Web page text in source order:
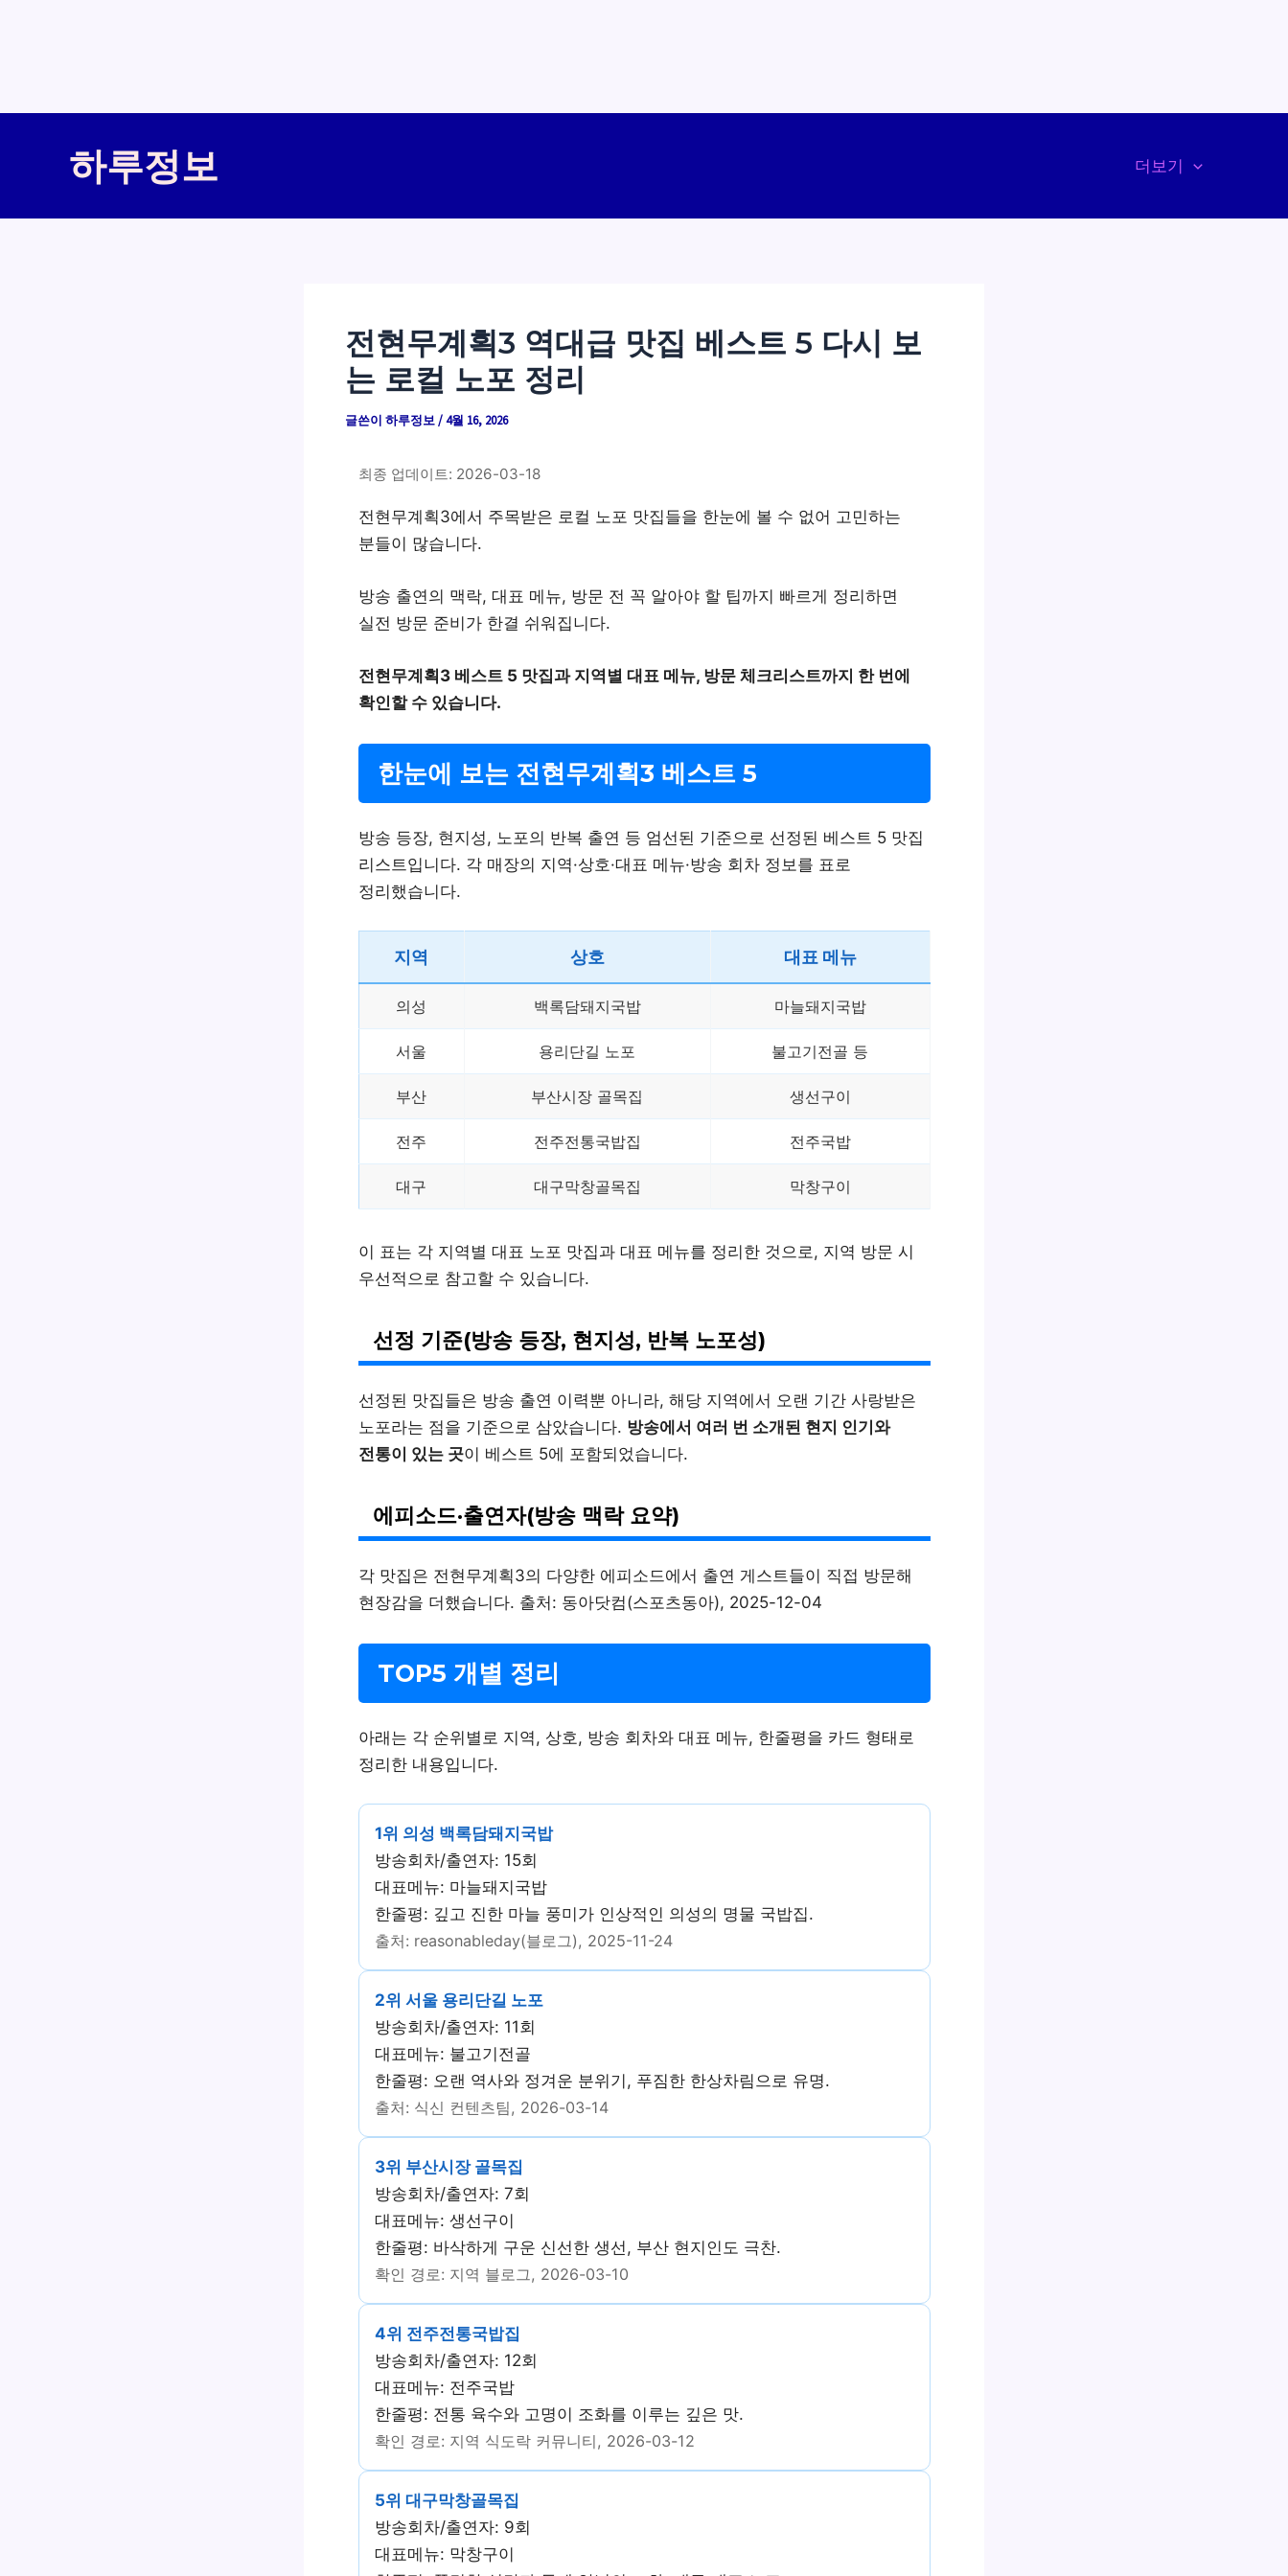
하루정보 더보기
전현무계획3 역대급 맛집 베스트 5 다시 보
는 로컬 노포 정리
글쓴이 하루정보/4월 16, 2026
최종 업데이트: 2026-03-18
전현무계획3에서 주목받은 로컬 노포 맛집들을 한눈에 볼 수 없어 고민하는
분들이 많습니다.
방송 출연의 맥락, 대표 메뉴, 방문 전 꼭 알아야 할 팁까지 빠르게 정리하면
실전 방문 준비가 한결 쉬워집니다.
전현무계획3 베스트 5 맛집과 지역별 대표 메뉴, 방문 체크리스트까지 한 번에
확인할 수 있습니다.
한눈에 보는 전현무계획3 베스트 5
방송 등장, 현지성, 노포의 반복 출연 등 엄선된 기준으로 선정된 베스트 5 맛집
리스트입니다. 각 매장의 지역·상호·대표 메뉴·방송 회차 정보를 표로
정리했습니다.
지역 상호 대표 메뉴
의성 백록담돼지국밥 마늘돼지국밥
서울 용리단길 노포 불고기전골 등
부산 부산시장 골목집 생선구이
전주 전주전통국밥집 전주국밥
대구 대구막창골목집 막창구이
이 표는 각 지역별 대표 노포 맛집과 대표 메뉴를 정리한 것으로, 지역 방문 시
우선적으로 참고할 수 있습니다.
선정 기준(방송 등장, 현지성, 반복 노포성)
선정된 맛집들은 방송 출연 이력뿐 아니라, 해당 지역에서 오랜 기간 사랑받은
노포라는 점을 기준으로 삼았습니다. 방송에서 여러 번 소개된 현지 인기와
전통이 있는 곳이 베스트 5에 포함되었습니다.
에피소드·출연자(방송 맥락 요약)
각 맛집은 전현무계획3의 다양한 에피소드에서 출연 게스트들이 직접 방문해
현장감을 더했습니다. 출처: 동아닷컴(스포츠동아), 2025-12-04
TOP5 개별 정리
아래는 각 순위별로 지역, 상호, 방송 회차와 대표 메뉴, 한줄평을 카드 형태로
정리한 내용입니다.
1위 의성 백록담돼지국밥
방송회차/출연자: 15회
대표메뉴: 마늘돼지국밥
한줄평: 깊고 진한 마늘 풍미가 인상적인 의성의 명물 국밥집.
출처: reasonableday(블로그), 2025-11-24
2위 서울 용리단길 노포
방송회차/출연자: 11회
대표메뉴: 불고기전골
한줄평: 오랜 역사와 정겨운 분위기, 푸짐한 한상차림으로 유명.
출처: 식신 컨텐츠팀, 2026-03-14
3위 부산시장 골목집
방송회차/출연자: 7회
대표메뉴: 생선구이
한줄평: 바삭하게 구운 신선한 생선, 부산 현지인도 극찬.
확인 경로: 지역 블로그, 2026-03-10
4위 전주전통국밥집
방송회차/출연자: 12회
대표메뉴: 전주국밥
한줄평: 전통 육수와 고명이 조화를 이루는 깊은 맛.
확인 경로: 지역 식도락 커뮤니티, 2026-03-12
5위 대구막창골목집
방송회차/출연자: 9회
대표메뉴: 막창구이